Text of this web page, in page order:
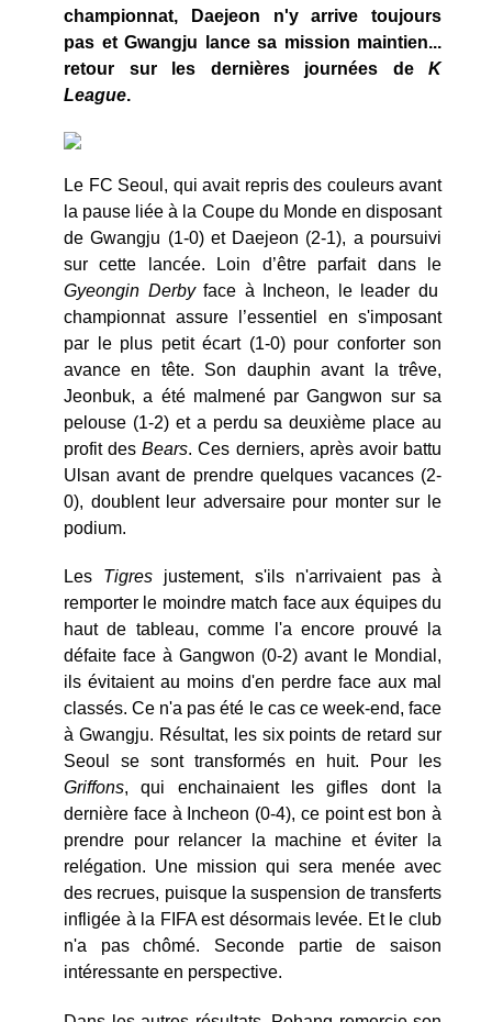
championnat, Daejeon n'y arrive toujours
pas et Gwangju lance sa mission maintien...
retour sur les dernières journées de K
League.
Le FC Seoul, qui avait repris des couleurs avant
la pause liée à la Coupe du Monde en disposant
de Gwangju (1-0) et Daejeon (2-1), a poursuivi
sur cette lancée. Loin d’être parfait dans le
Gyeongin Derbyface à Incheon, le leader du
championnat assure l’essentiel en s'imposant
par le plus petit écart (1-0) pour conforter son
avance en tête. Son dauphin avant la trêve,
Jeonbuk, a été malmené par Gangwon sur sa
pelouse (1-2) et a perdu sa deuxième place au
profit desBears. Ces derniers, après avoir battu
Ulsan avant de prendre quelques vacances (2-
0), doublent leur adversaire pour monter sur le
podium.
Les Tigres justement, s'ils n'arrivaient pas à
remporter le moindre match face aux équipes du
haut de tableau, comme l'a encore prouvé la
défaite face à Gangwon (0-2) avant le Mondial,
ils évitaient au moins d'en perdre face aux mal
classés. Ce n'a pas été le cas ce week-end, face
à Gwangju. Résultat, les six points de retard sur
Seoul se sont transformés en huit. Pour les
Griffons, qui enchainaient les gifles dont la
dernière face à Incheon (0-4), ce point est bon à
prendre pour relancer la machine et éviter la
relégation. Une mission qui sera menée avec
des recrues, puisque la suspension de transferts
infligée à la FIFA est désormais levée. Et le club
n'a pas chômé. Seconde partie de saison
intéressante en perspective.